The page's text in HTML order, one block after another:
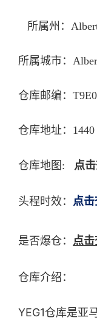
所属州：
所属城市：
仓库邮编：
仓库地址：
仓库地图: 点
头程时效： 点
是否爆仓： 点
仓库介绍：
YEG1仓库是亚